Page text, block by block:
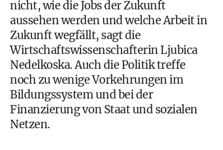
nicht, wie die Jobs der Zukunft
aussehen werden und welche Arbeit in
Zukunft wegfällt, sagt die
Wirtschaftswissenschafterin Ljubica
Nedelkoska. Auch die Politik treffe
noch zu wenige Vorkehrungen im
Bildungssystem und bei der
Finanzierung von Staat und sozialen
Netzen.